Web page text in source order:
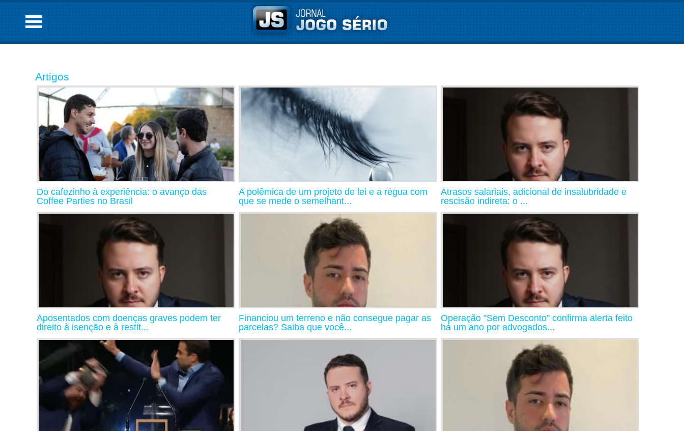
Artigos
Do cafezinho à experiência: o avanço das
Coffee Parties no Brasil
A polêmica de um projeto de lei e a régua com
que se mede o semelhant...
Atrasos salariais, adicional de insalubridade e
rescisão indireta: o ...
Aposentados com doenças graves podem ter
direito à isenção e à restit...
Financiou um terreno e não consegue pagar as
parcelas? Saiba que você...
Operação "Sem Desconto" confirma alerta feito
há um ano por advogados...